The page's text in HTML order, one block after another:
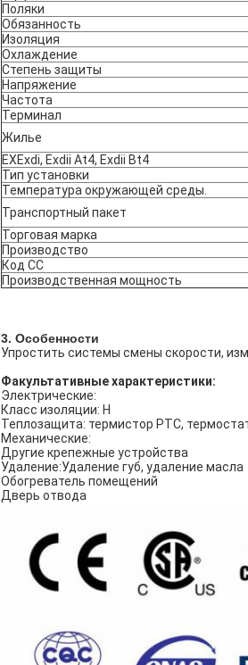
Поляки
Обязанность
Изоляция
Охлаждение
Степень защиты
Напряжение
Частота
Терминал
Жилье
EXExdi, Exdii At4, Exdii Bt4
Тип установки
Температура окружающей среды.
Транспортный пакет
Торговая марка
Производство
Код СС
Производственная мощность
3. Особенности
Упростить системы смены скорости,
Факультативные характеристики:
Электрические:
Класс изоляции: H
Теплозащита: термистор PTC,
Механические:
Другие крепежные устройства
Удаление:Удаление губ, удаление масла
Обогреватель помещений
Дверь отвода